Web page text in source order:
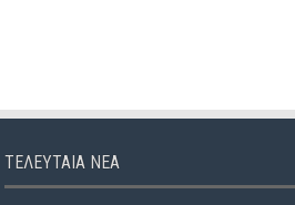
ΤΕΛΕΥΤΑΊΑ ΝΈΑ